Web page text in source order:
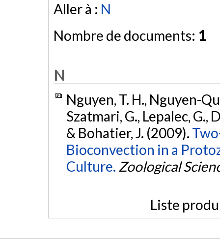
Aller à : N
Nombre de documents: 1
N
Nguyen, T. H., Nguyen-
Szatmari, G., Lepalec, G.,
& Bohatier, J. (2009).
Bioconvection in a
Culture. Zoological
Liste